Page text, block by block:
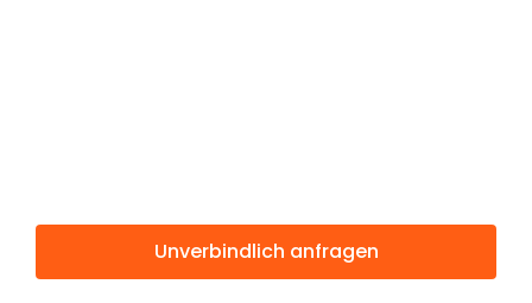
Unverbindlich anfragen